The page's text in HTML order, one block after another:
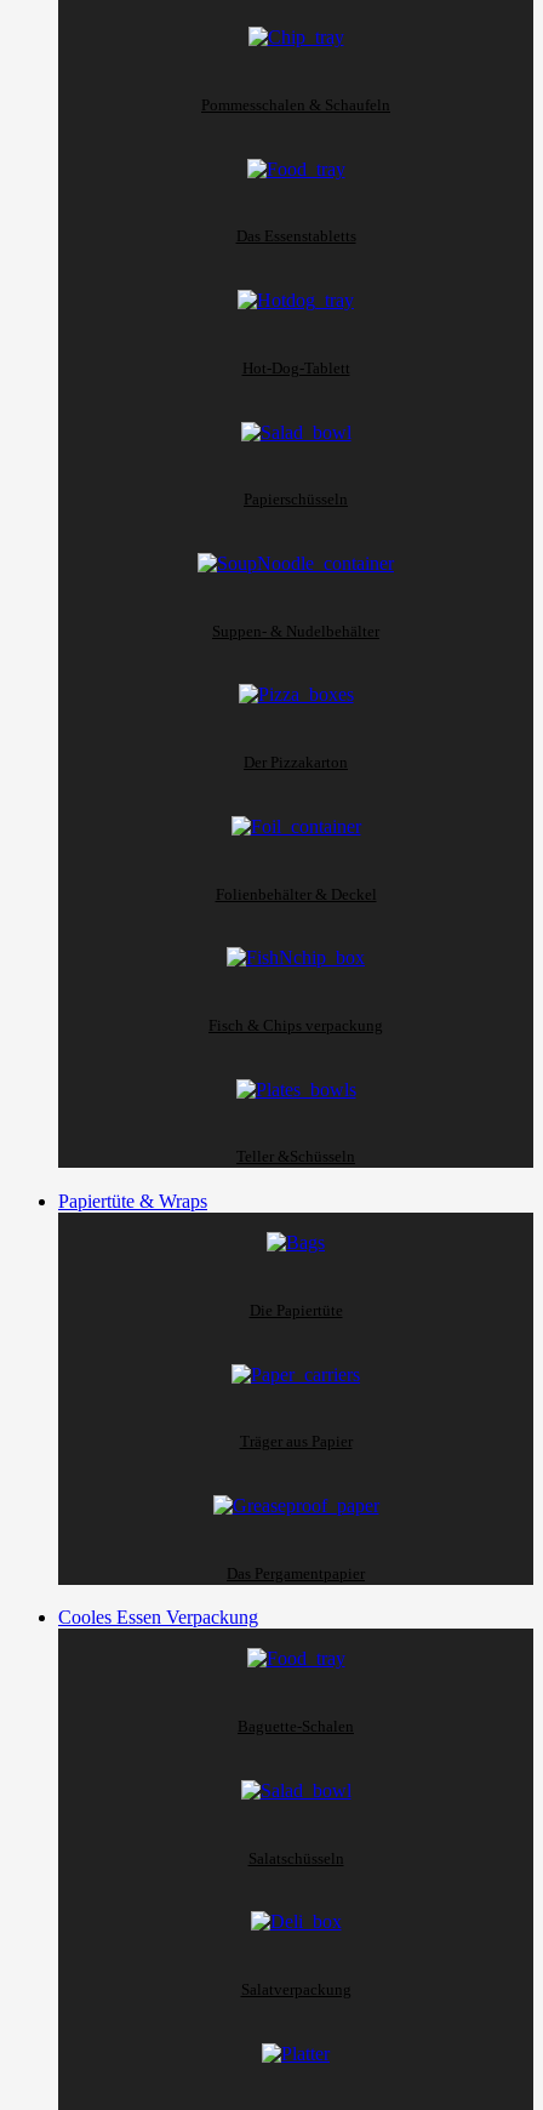
Pommesschalen & Schaufeln
Das Essenstabletts
Hot-Dog-Tablett
Papierschüsseln
Suppen- & Nudelbehälter
Der Pizzakarton
Folienbehälter & Deckel
Fisch & Chips verpackung
Teller &Schüsseln
Papiertüte & Wraps
Die Papiertüte
Träger aus Papier
Das Pergamentpapier
Cooles Essen Verpackung
Baguette-Schalen
Salatschüsseln
Salatverpackung